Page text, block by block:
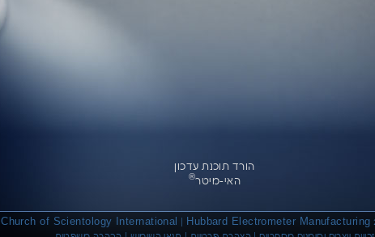
הורד תוכנת עדכון
האי-מיטר®
Church of Scientology International Hubbard Electrometer Manufacturing